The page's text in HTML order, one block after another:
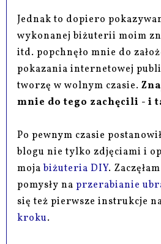
Jednak to dopiero
wykonanej biżuterii moim
itd. popchnęło mnie do
pokazania internetowej
tworzę w wolnym czasie.
mnie do tego zachęcili - i
Po pewnym czasie
blogu nie tylko zdjęciami i
mojabiżuteria DIY.
pomysły naprzerabianie
się też pierwsze instrukcje
kroku.